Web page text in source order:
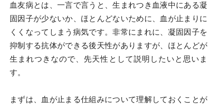
血友病とは、一言で言うと、生まれつき血液中にある凝
固因子が少ないか、ほとんどないために、血が止まりに
くくなってしまう病気です。非常にまれに、凝固因子を
抑制する抗体ができる後天性がありますが、ほとんどが
生まれつきなので、先天性として説明したいと思いま
す。
まずは、血が止まる仕組みについて理解しておくことが